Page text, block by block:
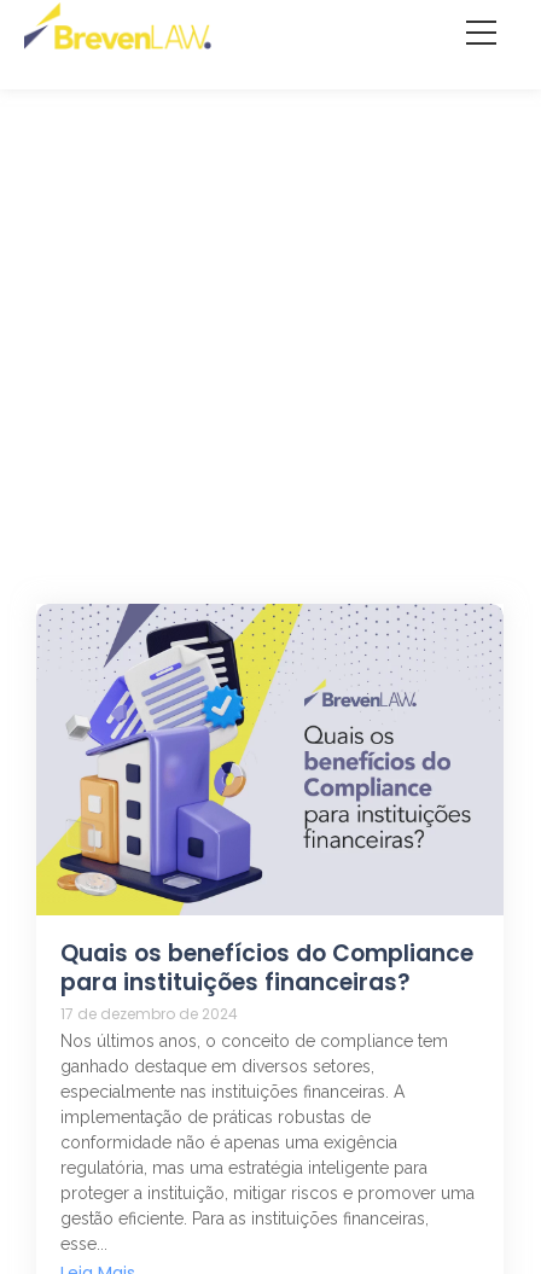
Quais os benefícios do Compliance
para instituições financeiras?
17 de dezembro de 2024
Nos últimos anos, o conceito de compliance tem
ganhado destaque em diversos setores,
especialmente nas instituições financeiras. A
implementação de práticas robustas de
conformidade não é apenas uma exigência
regulatória, mas uma estratégia inteligente para
proteger a instituição, mitigar riscos e promover uma
gestão eficiente. Para as instituições financeiras,
esse...